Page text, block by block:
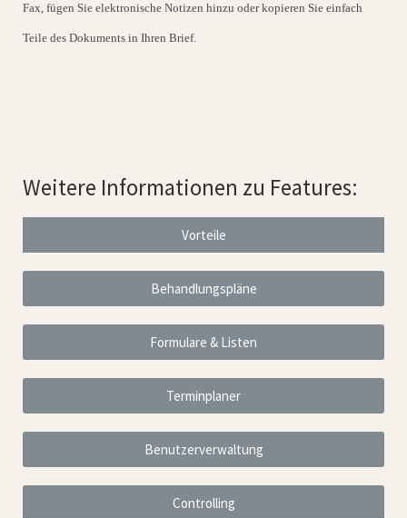
Fax, fügen Sie elektronische Notizen hinzu oder kopieren Sie einfach
Teile des Dokuments in Ihren Brief.
Weitere Informationen zu Features:
Vorteile
Behandlungspläne
Formulare & Listen
Terminplaner
Benutzerverwaltung
Controlling